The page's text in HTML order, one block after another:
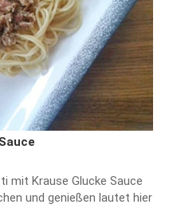
mit Krause Glucke Sauce
und genießen lautet hier